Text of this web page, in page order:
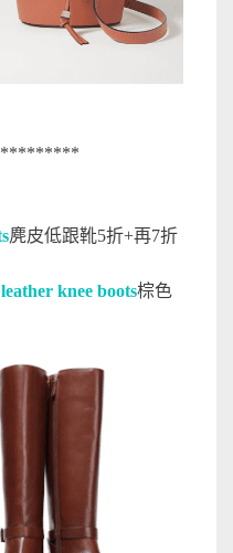
麂皮低跟靴5折+再7折
knee boots棕色